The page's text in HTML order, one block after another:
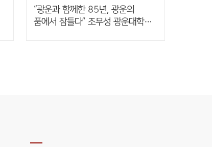
“광운과 함께한 85년, 광운의
품에서 잠들다” 조무성 광운대학교